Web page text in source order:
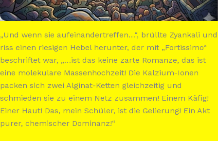
„Und wenn sie aufeinandertreffen…“, brüllte Zyankali und
riss einen riesigen Hebel herunter, der mit „Fortissimo“
beschriftet war, „…ist das keine zarte Romanze, das ist
eine molekulare Massenhochzeit! Die Kalzium-Ionen
packen sich zwei Alginat-Ketten gleichzeitig und
schmieden sie zu einem Netz zusammen! Einem Käfig!
Einer Haut! Das, mein Schüler, ist die Gelierung! Ein Akt
purer, chemischer Dominanz!“